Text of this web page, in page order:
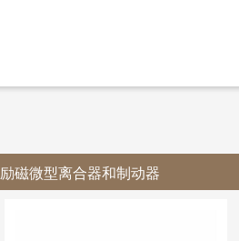
励磁微型离合器和制动器